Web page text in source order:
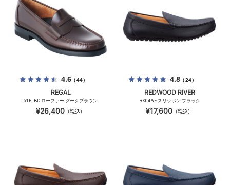
4.6（44）
REGAL
61FLBD ローファー ダークブラウン
¥26,400 （税込）
4.8（24）
REDWOOD RIVER
RX04AF スリッポン ブラック
¥17,600 （税込）